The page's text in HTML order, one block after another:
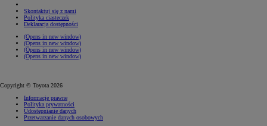
Skontaktuj się z nami
Polityka ciasteczek
Deklaracja dostępności
(Opens in new window)
(Opens in new window)
(Opens in new window)
(Opens in new window)
Copyright © Toyota 2026
Informacje prawne
Polityka prywatności
Udostępnianie danych
Przetwarzanie danych osobowych